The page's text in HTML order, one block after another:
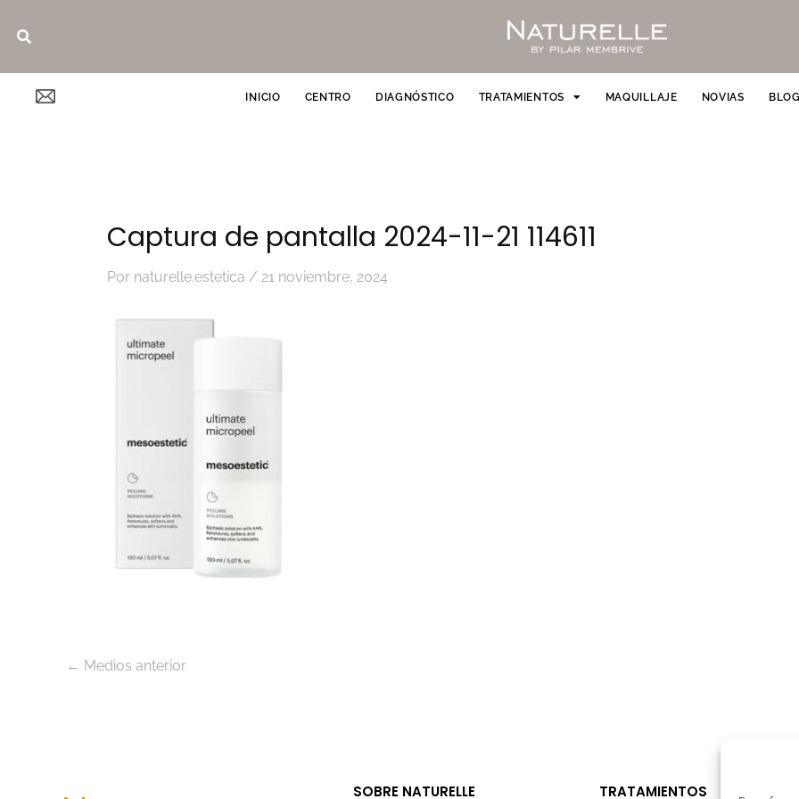
Buscar
INICIO CENTRO DIAGNÓSTICO TRATAMIENTOS MAQUILLAJE NOVIAS BLOG
Captura de pantalla 2024-11-21 114611
Por naturelle.estetica / 21 noviembre, 2024
← Medios anterior
SOBRE NATURELLE TRATAMIENTOS